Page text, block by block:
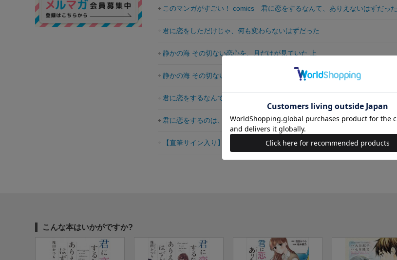
このマンガがすごい！ comics 君に恋をするなんて、ありえないはずだった
君に恋をしただけじゃ、何も変わらないはずだった
静かの海 その切ない恋心を、月だけが見ていた 上
静かの海 その切ない恋心を、月だけが見ていた 下
君に恋をするなんて、ありえないはずだった 課外授業は終わらない
君に恋をするのは、いけないことですか
【直筆サイン入り】君に恋をするのは、いけないことですか
こんな本はいかがですか?